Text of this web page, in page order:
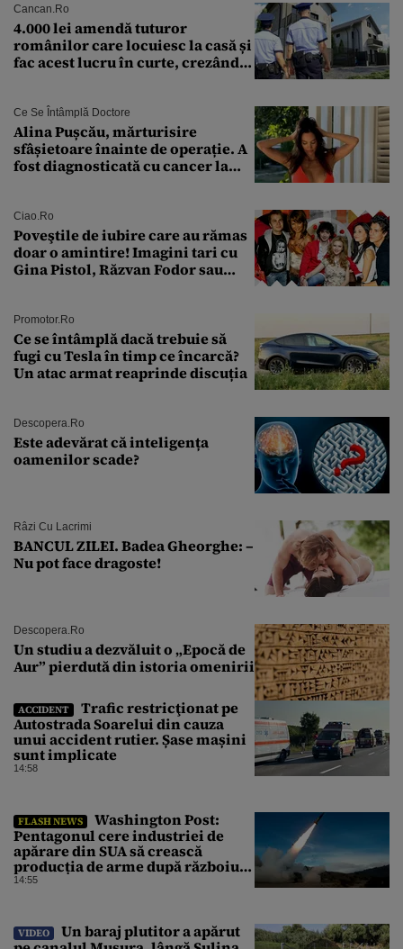
Cancan.ro
4.000 lei amendă tuturor
românilor care locuiesc la casă și
fac acest lucru în curte, crezând
Ce Se Întâmplă Doctore
Alina Pușcău, mărturisire
sfâșietoare înainte de operație. A
fost diagnosticată cu cancer la
îmi salvez viața”
Ciao.ro
Poveştile de iubire care au rămas
doar o amintire! Imagini tari cu
Gina Pistol, Răzvan Fodor sau
Promotor.ro
Ce se întâmplă dacă trebuie să
fugi cu Tesla în timp ce încarcă?
Un atac armat reaprinde discuția
Descopera.ro
Este adevărat că inteligența
oamenilor scade?
Râzi Cu Lacrimi
BANCUL ZILEI. Badea Gheorghe: –
Nu pot face dragoste!
Descopera.ro
Un studiu a dezvăluit o „Epocă de
Aur” pierdută din istoria omenirii
ACCIDENT
Trafic restricţionat pe
Autostrada Soarelui din cauza
unui accident rutier. Șase mașini
sunt implicate
14:58
FLASH NEWS
Washington Post:
Pentagonul cere industriei de
apărare din SUA să crească
producția de arme după războiul
cu Iranul
14:55
VIDEO
Un baraj plutitor a apărut